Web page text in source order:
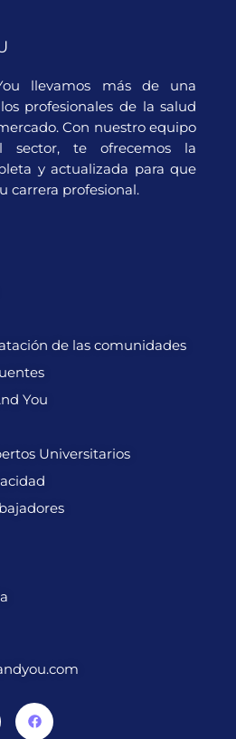
llevamos más de una
profesionales de la salud
Con nuestro equipo
sector, te ofrecemos la
y actualizada para que
carrera profesional.
de las comunidades
You
Universitarios